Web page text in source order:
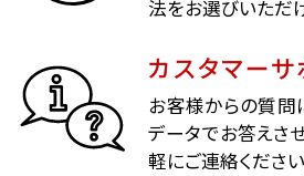
法をお選びいただ
カスタマー
お客様からの質問
データでお答えさ
軽にご連絡ください